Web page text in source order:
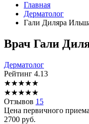
Главная
Дерматолог
Гали Диляра
Врач Гали
Дерматолог
Рейтинг 4.13
★★★★★
★★★★★
Отзывов 15
Цена первичного приема
2700 руб.